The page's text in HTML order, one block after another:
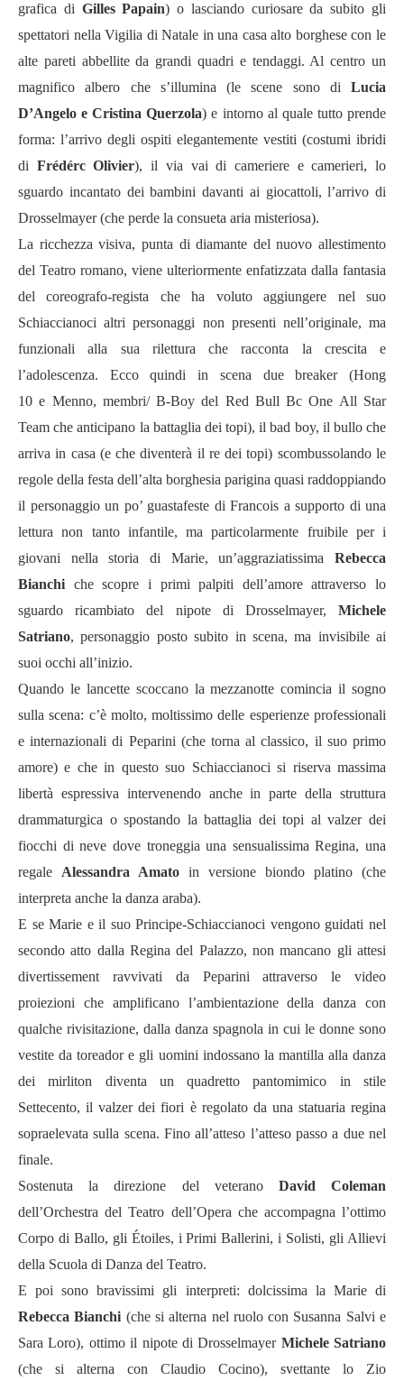
grafica di Gilles Papain) o lasciando curiosare da subito gli
spettatori nella Vigilia di Natale in una casa alto borghese con le
alte pareti abbellite da grandi quadri e tendaggi. Al centro un
magnifico albero che s’illumina (le scene sono di Lucia
D’Angelo e Cristina Querzola) e intorno al quale tutto prende
forma: l’arrivo degli ospiti elegantemente vestiti (costumi ibridi
di Frédérc Olivier), il via vai di cameriere e camerieri, lo
sguardo incantato dei bambini davanti ai giocattoli, l’arrivo di
Drosselmayer (che perde la consueta aria misteriosa).
La ricchezza visiva, punta di diamante del nuovo allestimento
del Teatro romano, viene ulteriormente enfatizzata dalla fantasia
del coreografo-regista che ha voluto aggiungere nel suo
Schiaccianoci altri personaggi non presenti nell’originale, ma
funzionali alla sua rilettura che racconta la crescita e
l’adolescenza. Ecco quindi in scena due breaker (Hong
10 e Menno, membri/ B-Boy del Red Bull Bc One All Star
Team che anticipano la battaglia dei topi), il bad boy, il bullo che
arriva in casa (e che diventerà il re dei topi) scombussolando le
regole della festa dell’alta borghesia parigina quasi raddoppiando
il personaggio un po’ guastafeste di Francois a supporto di una
lettura non tanto infantile, ma particolarmente fruibile per i
giovani nella storia di Marie, un’aggraziatissima Rebecca
Bianchi che scopre i primi palpiti dell’amore attraverso lo
sguardo ricambiato del nipote di Drosselmayer, Michele
Satriano, personaggio posto subito in scena, ma invisibile ai
suoi occhi all’inizio.
Quando le lancette scoccano la mezzanotte comincia il sogno
sulla scena: c’è molto, moltissimo delle esperienze professionali
e internazionali di Peparini (che torna al classico, il suo primo
amore) e che in questo suo Schiaccianoci si riserva massima
libertà espressiva intervenendo anche in parte della struttura
drammaturgica o spostando la battaglia dei topi al valzer dei
fiocchi di neve dove troneggia una sensualissima Regina, una
regale Alessandra Amato in versione biondo platino (che
interpreta anche la danza araba).
E se Marie e il suo Principe-Schiaccianoci vengono guidati nel
secondo atto dalla Regina del Palazzo, non mancano gli attesi
divertissement ravvivati da Peparini attraverso le video
proiezioni che amplificano l’ambientazione della danza con
qualche rivisitazione, dalla danza spagnola in cui le donne sono
vestite da toreador e gli uomini indossano la mantilla alla danza
dei mirliton diventa un quadretto pantomimico in stile
Settecento, il valzer dei fiori è regolato da una statuaria regina
sopraelevata sulla scena. Fino all’atteso l’atteso passo a due nel
finale.
Sostenuta la direzione del veterano David Coleman
dell’Orchestra del Teatro dell’Opera che accompagna l’ottimo
Corpo di Ballo, gli Étoiles, i Primi Ballerini, i Solisti, gli Allievi
della Scuola di Danza del Teatro.
E poi sono bravissimi gli interpreti: dolcissima la Marie di
Rebecca Bianchi (che si alterna nel ruolo con Susanna Salvi e
Sara Loro), ottimo il nipote di Drosselmayer Michele Satriano
(che si alterna con Claudio Cocino), svettante lo Zio